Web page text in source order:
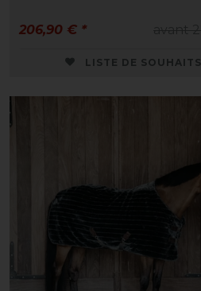
206,90 € *
LISTE DE SOUHAITS